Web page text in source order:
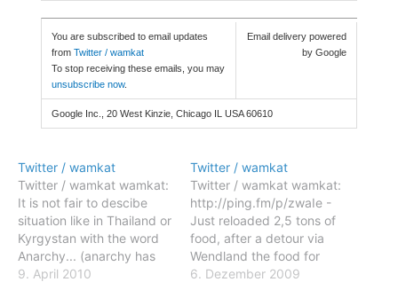
You are subscribed to email updates
from Twitter / wamkat
To stop receiving these emails, you may
unsubscribe now.
Email delivery powered
by Google
Google Inc., 20 West Kinzie, Chicago IL USA 60610
Twitter / wamkat
Twitter / wamkat wamkat:
It is not fair to descibe
situation like in Thailand or
Kyrgystan with the word
Anarchy... (anarchy has
nothing to do with it)
9. April 2010
Twitter / wamkat
Twitter / wamkat wamkat:
http://ping.fm/p/zwaIe -
Just reloaded 2,5 tons of
food, after a detour via
Wendland the food for
Copenhagen finally arrive
6. Dezember 2009